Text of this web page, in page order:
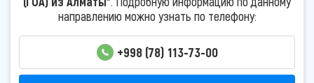
направлению можно узнать по телефону:
+998 (78) 113-73-00